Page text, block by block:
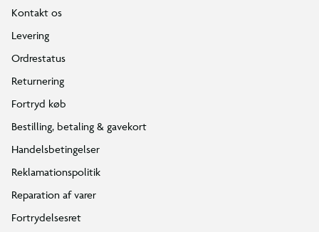
Kontakt os
Levering
Ordrestatus
Returnering
Fortryd køb
Bestilling, betaling & gavekort
Handelsbetingelser
Reklamationspolitik
Reparation af varer
Fortrydelsesret